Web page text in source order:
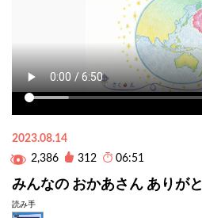
2023.08.14
2,386
312 06:51
みんなの おかあさん ありが
読み手